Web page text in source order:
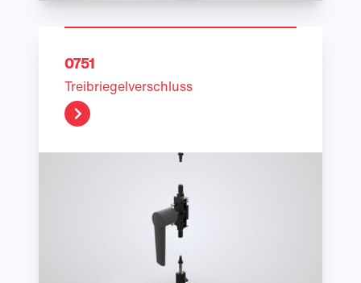
0751
Treibriegelverschluss